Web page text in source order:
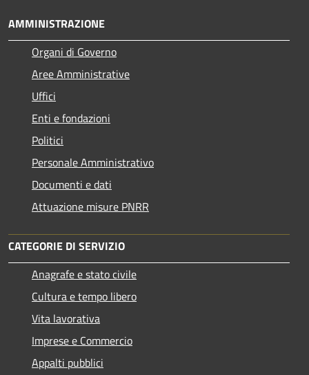
AMMINISTRAZIONE
Organi di Governo
Aree Amministrative
Uffici
Enti e fondazioni
Politici
Personale Amministrativo
Documenti e dati
Attuazione misure PNRR
CATEGORIE DI SERVIZIO
Anagrafe e stato civile
Cultura e tempo libero
Vita lavorativa
Imprese e Commercio
Appalti pubblici